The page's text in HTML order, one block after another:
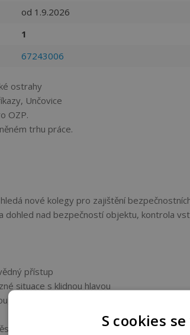
od 1.9.2026
1
67243006
ostrahy
Unčovice
OZP.
trhu práce.
nové kolegy pro zajištění
dohled nad bezpečností objektu, kontrola
přístup
situace s klidnou hlavou
nikoliv podmínkou
u české společnostiS cookies